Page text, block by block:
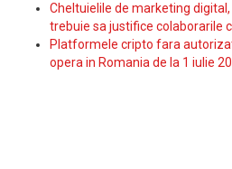
Cheltuielile de marketing
trebuie sa justifice colaborarile
Platformele cripto fara
opera in Romania de la 1 iulie